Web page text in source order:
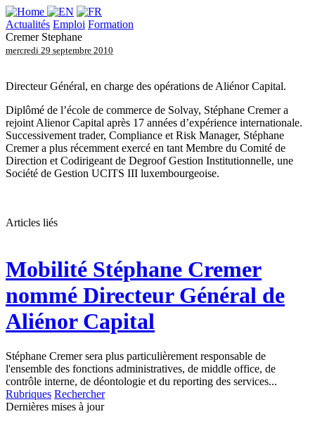
Actualités Emploi Formation
Cremer Stephane
mercredi 29 septembre 2010
Directeur Général, en charge des opérations de Aliénor Capital.
Diplômé de l’école de commerce de Solvay, Stéphane Cremer a
rejoint Alienor Capital après 17 années d’expérience internationale.
Successivement trader, Compliance et Risk Manager, Stéphane
Cremer a plus récemment exercé en tant Membre du Comité de
Direction et Codirigeant de Degroof Gestion Institutionnelle, une
Société de Gestion UCITS III luxembourgeoise.
Articles liés
Mobilité Stéphane Cremer
nommé Directeur Général de
Aliénor Capital
Stéphane Cremer sera plus particulièrement responsable de
l'ensemble des fonctions administratives, de middle office, de
contrôle interne, de déontologie et du reporting des services...
Rubriques Rechercher
Dernières mises à jour